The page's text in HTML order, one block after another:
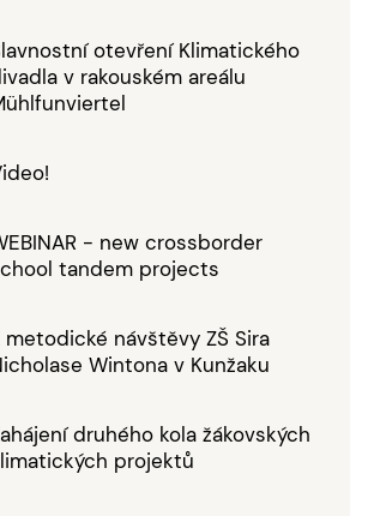
otevření Klimatického
v rakouském areálu
- new crossborder
tandem projects
metodické návštěvy ZŠ Sira
Wintona v Kunžaku
druhého kola žákovských
projektů